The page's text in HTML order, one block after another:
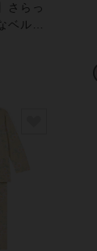
さらっ
ルフ
ダー